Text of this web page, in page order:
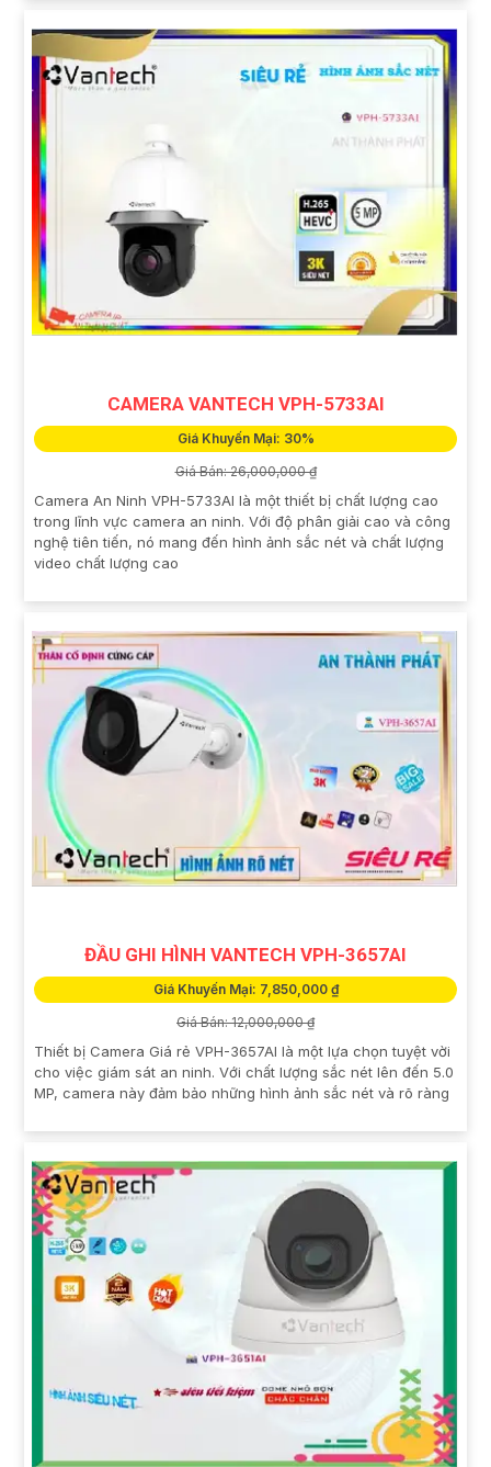
CAMERA VANTECH VPH-5733AI
Giá Khuyến Mại: 30%
Giá Bán: 26,000,000 ₫
Camera An Ninh VPH-5733AI là một thiết bị chất lượng cao
trong lĩnh vực camera an ninh. Với độ phân giải cao và công
nghệ tiên tiến, nó mang đến hình ảnh sắc nét và chất lượng
video chất lượng cao
ĐẦU GHI HÌNH VANTECH VPH-3657AI
Giá Khuyến Mại: 7,850,000 ₫
Giá Bán: 12,000,000 ₫
Thiết bị Camera Giá rẻ VPH-3657AI là một lựa chọn tuyệt vời
cho việc giám sát an ninh. Với chất lượng sắc nét lên đến 5.0
MP, camera này đảm bảo những hình ảnh sắc nét và rõ ràng